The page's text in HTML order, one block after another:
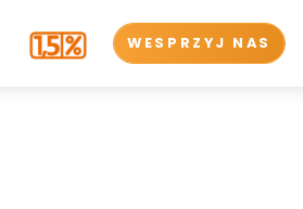
WESPRZYJ NAS